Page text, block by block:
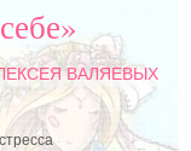
ВАЛЯЕВЫХ